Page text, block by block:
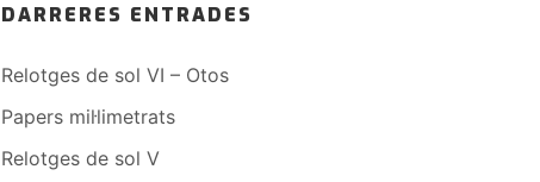
DARRERES ENTRADES
Relotges de sol VI – Otos
Papers mil·limetrats
Relotges de sol V